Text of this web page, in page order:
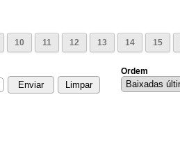
10 11 12 13 14 15
Ordem